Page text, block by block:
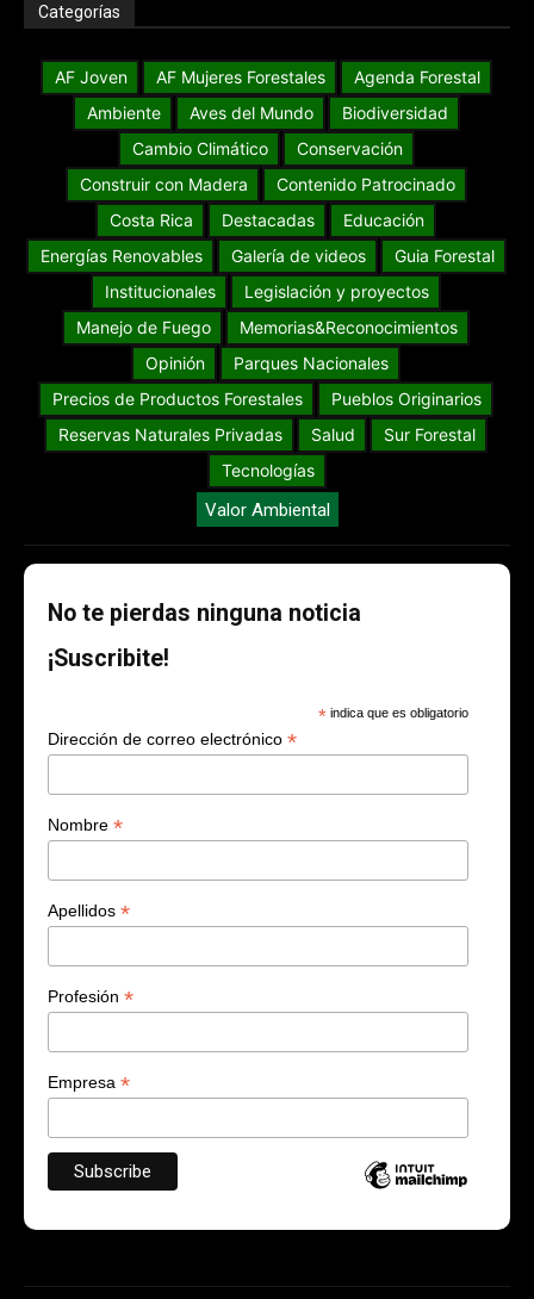
Categorías
AF Joven AF Mujeres Forestales
Agenda Forestal
Ambiente
Aves del Mundo
Biodiversidad
Cambio Climático
Conservación
Construir con Madera
Contenido Patrocinado
Costa Rica
Destacadas
Educación
Energías Renovables
Galería de videos
Guia Forestal
Institucionales
Legislación y proyectos
Manejo de Fuego
Memorias&Reconocimientos
Opinión
Parques Nacionales
Precios de Productos Forestales
Pueblos Originarios
Reservas Naturales Privadas
Salud
Sur Forestal
Tecnologías
Valor Ambiental
No te pierdas ninguna noticia
¡Suscribite!
* indica que es obligatorio
Dirección de correo electrónico *
Nombre *
Apellidos *
Profesión *
Empresa *